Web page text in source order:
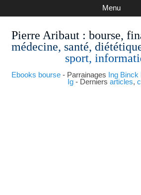
Pierre Aribaut : bourse,
médecine, santé,
sport,
Ebooks bourse- Parrainages Ing Binck
Ig- Derniers articles,
Menu